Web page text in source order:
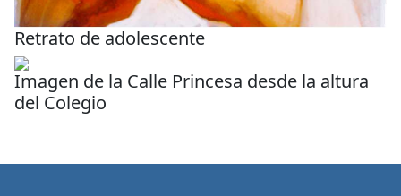
Retrato de adolescente
Imagen de la Calle Princesa desde la altura
del Colegio